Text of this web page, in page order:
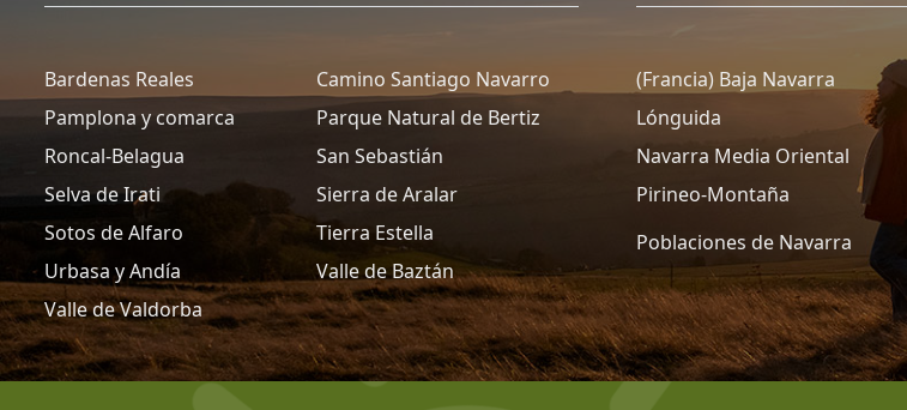
Bardenas Reales
Camino Santiago Navarro
Pamplona y comarca
Parque Natural de Bertiz
Roncal-Belagua
San Sebastián
Selva de Irati
Sierra de Aralar
Sotos de Alfaro
Tierra Estella
Urbasa y Andía
Valle de Baztán
Valle de Valdorba
(Francia) Baja Navarra
Lónguida
Navarra Media Oriental
Pirineo-Montaña
Poblaciones de Navarra